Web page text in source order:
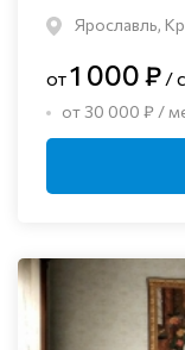
Ярославль,
от1 000 ₽ /
от 30 000 ₽ /